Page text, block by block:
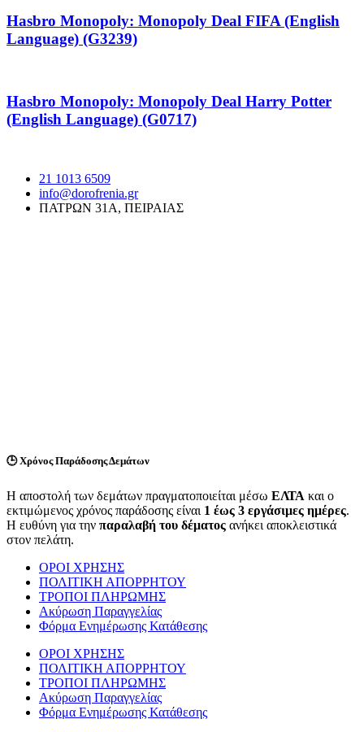
Hasbro Monopoly: Monopoly Deal FIFA (English
Language) (G3239)
Hasbro Monopoly: Monopoly Deal Harry Potter
(English Language) (G0717)
21 1013 6509
info@dorofrenia.gr
ΠΑΤΡΩΝ 31Α, ΠΕΙΡΑΙΑΣ
🕒Χρόνος Παράδοσης Δεμάτων
Η αποστολή των δεμάτων πραγματοποιείται μέσω ΕΛΤΑ και ο
εκτιμώμενος χρόνος παράδοσης είναι 1 έως 3 εργάσιμες ημέρες.
Η ευθύνη για την παραλαβή του δέματος ανήκει αποκλειστικά
στον πελάτη.
ΟΡΟΙ ΧΡΗΣΗΣ
ΠΟΛΙΤΙΚΗ ΑΠΟΡΡΗΤΟΥ
ΤΡΟΠΟΙ ΠΛΗΡΩΜΗΣ
Ακύρωση Παραγγελίας
Φόρμα Ενημέρωσης Κατάθεσης
ΟΡΟΙ ΧΡΗΣΗΣ
ΠΟΛΙΤΙΚΗ ΑΠΟΡΡΗΤΟΥ
ΤΡΟΠΟΙ ΠΛΗΡΩΜΗΣ
Ακύρωση Παραγγελίας
Φόρμα Ενημέρωσης Κατάθεσης